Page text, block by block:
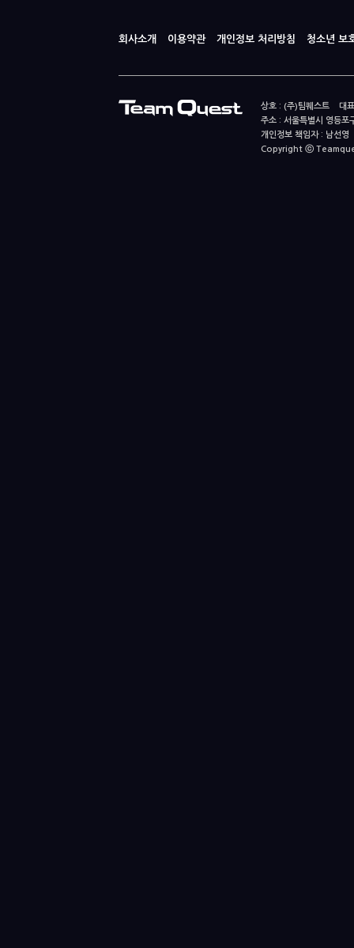
회사소개 이용약관 개인정보 처리방침 청소년 보
상호 : (주)팀퀘스트 대
주소 : 서울특별시 영등
개인정보 책임자 : 남
Copyright ⓒ